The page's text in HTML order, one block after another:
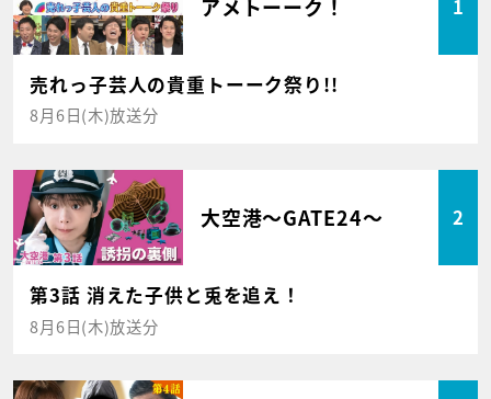
アメトーーク！ 1
売れっ子芸人の貴重トーーク祭り!!
8月6日(木)放送分
大空港～GATE24～ 2
第3話 消えた子供と兎を追え！
8月6日(木)放送分